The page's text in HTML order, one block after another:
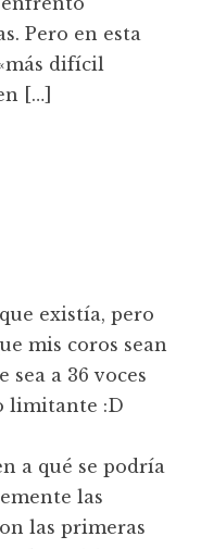
Pero en esta
difícil
[…]
existía, pero
mis coros sean
sea a 36 voces
limitante :D
a qué se podría
las
las primeras